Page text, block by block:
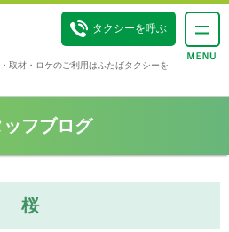
取材・ロケのご利用はふたばタクシーを
タクシーを呼ぶ
ッフブログ
桜